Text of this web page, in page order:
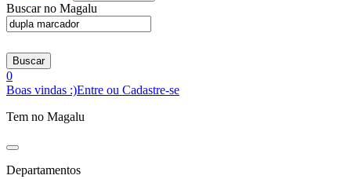
Buscar no Magalu
Buscar
0
Boas vindas :)Entre ou Cadastre-se
Tem no Magalu
Departamentos